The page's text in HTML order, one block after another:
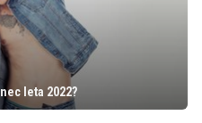
leta 2022?